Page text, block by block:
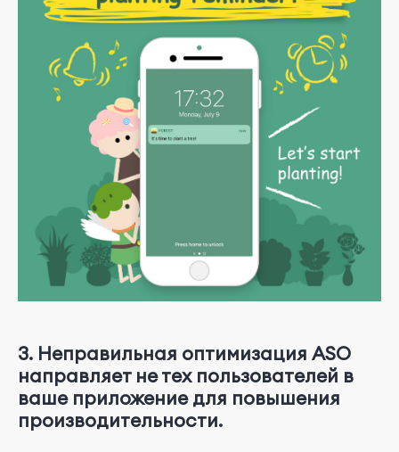
3. Неправильная оптимизация ASO
направляет не тех пользователей в
ваше приложение для повышения
производительности.